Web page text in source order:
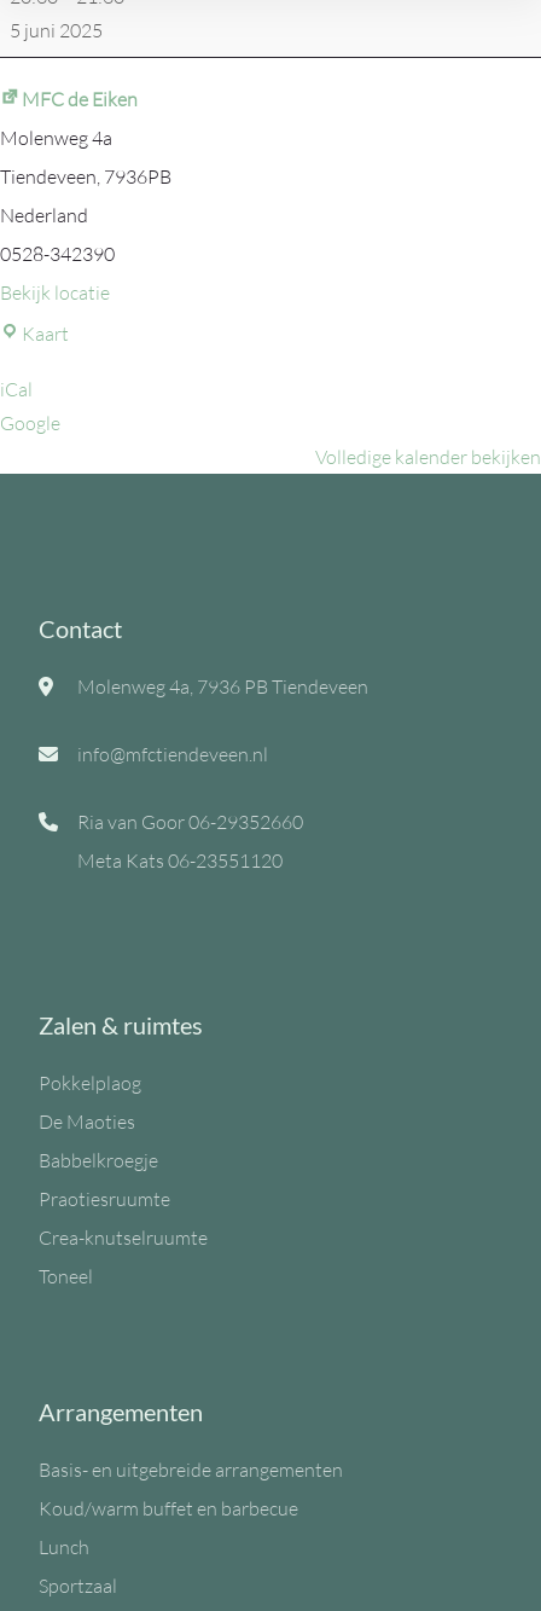
5 juni 2025
MFC de Eiken
Molenweg 4a
Tiendeveen, 7936PB
Nederland
0528-342390
Bekijk locatie
Kaart
iCal
Google
Volledige kalender bekijken
Contact
Molenweg 4a, 7936 PB Tiendeveen
info@mfctiendeveen.nl
Ria van Goor06-29352660
Meta Kats 06-23551120
Zalen & ruimtes
Pokkelplaog
De Maoties
Babbelkroegje
Praotiesruumte
Crea-knutselruumte
Toneel
Arrangementen
Basis- en uitgebreide arrangementen
Koud/warm buffet en barbecue
Lunch
Sportzaal